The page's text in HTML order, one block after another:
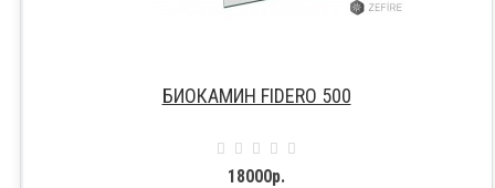
БИОКАМИН FIDERO 500
18000р.